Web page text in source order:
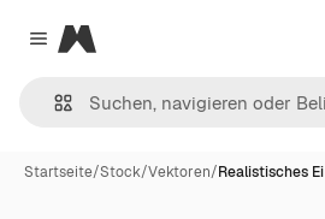
Close menu
Magnific
Startseite/Stock/Vektoren/Realistisches Ei